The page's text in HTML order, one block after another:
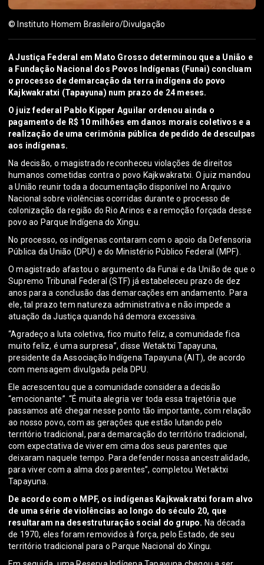
© Instituto Homem Brasileiro/Divulgação
A Justiça Federal em Mato Grosso determinou que a União e
a Fundação Nacional dos Povos Indígenas (Funai) concluam
o processo de demarcação da terra indígena do povo
Kajkwakratxi (Tapayuna) num prazo de 24 meses.
O juiz federal Pablo Kipper Aguilar ordenou ainda o
pagamento de R$ 10 milhões em danos morais coletivos e a
realização de uma cerimônia pública de pedido de desculpas
aos indígenas.
Na decisão, o magistrado reconheceu violações de direitos
humanos cometidas contra o povo Kajkwakratxi. O juiz mandou
a União reunir toda a documentação disponível no Arquivo
Nacional sobre violências ocorridas durante o processo de
colonização da região do Rio Arinos e a remoção forçada desse
povo ao Parque Indígena do Xingu.
No processo, os indígenas contaram com o apoio da Defensoria
Pública da União (DPU) e do Ministério Público Federal (MPF).
O magistrado afastou o argumento da Funai e da União de que o
Supremo Tribunal Federal (STF) já estabeleceu prazo de dez
anos para a conclusão das demarcações em andamento. Para
ele, tal prazo tem natureza administrativa e não impede a
atuação da Justiça quando há demora excessiva.
“Agradeço a luta coletiva, fico muito feliz, a comunidade fica
muito feliz, é uma surpresa”, disse Wetaktxi Tapayuna,
presidente da Associação Indígena Tapayuna (AIT), de acordo
com mensagem divulgada pela DPU.
Ele acrescentou que a comunidade considera a decisão
“emocionante”. “É muita alegria ver toda essa trajetória que
passamos até chegar nesse ponto tão importante, com relação
ao nosso povo, com as gerações que estão lutando pelo
território tradicional, para demarcação do território tradicional,
com expectativa de viver em cima dos seus parentes que
deixaram naquele tempo. Para defender nossa ancestralidade,
para viver com a alma dos parentes”, completou Wetaktxi
Tapayuna.
De acordo com o MPF, os indígenas Kajkwakratxi foram alvo
de uma série de violências ao longo do século 20, que
resultaram na desestruturação social do grupo. Na década
de 1970, eles foram removidos à força, pelo Estado, de seu
território tradicional para o Parque Nacional do Xingu.